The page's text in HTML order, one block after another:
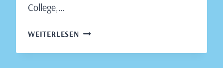
College,…
WEITERLESENLESUNG
DER